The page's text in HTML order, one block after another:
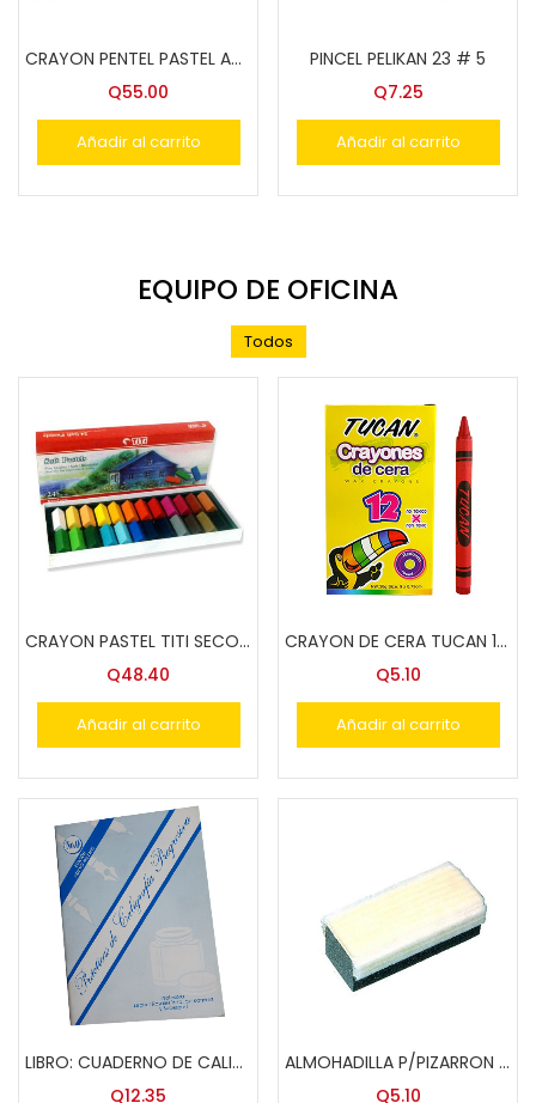
CRAYON PENTEL PASTEL ACEITE 50 COL.PHN-50
Q55.00
Añadir al carrito
PINCEL PELIKAN 23 # 5
Q7.25
Añadir al carrito
EQUIPO DE OFICINA
Todos
CRAYON PASTEL TITI SECO CORTO 24 COLS. SP-23124
Q48.40
Añadir al carrito
CRAYON DE CERA TUCAN 12 COL. STD.
Q5.10
Añadir al carrito
LIBRO: CUADERNO DE CALIGRAF?A PROGR. #0 R
Q12.35
ALMOHADILLA P/PIZARRON SINA-FINA TUCAN
Q5.10